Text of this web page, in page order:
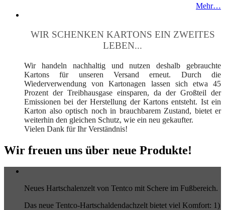
Mehr…
WIR SCHENKEN KARTONS EIN ZWEITES
LEBEN...
Wir handeln nachhaltig und nutzen deshalb gebrauchte
Kartons für unseren Versand erneut. Durch die
Wiederverwendung von Kartonagen lassen sich etwa 45
Prozent der Treibhausgase einsparen, da der Großteil der
Emissionen bei der Herstellung der Kartons entsteht. Ist ein
Karton also optisch noch in brauchbarem Zustand, bietet er
weiterhin den gleichen Schutz, wie ein neu gekaufter.
Vielen Dank für Ihr Verständnis!
Wir freuen uns über neue Produkte!
Neues Hartschalenzelt von Tentco mit Schere im Fußbereich.
Das neue Tentco-Hartschaldendachzelt bietet viel Komfort: 1)